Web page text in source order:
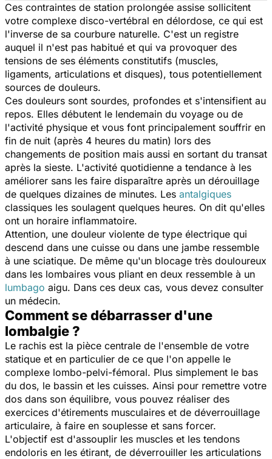
Ces contraintes de station prolongée assise sollicitent
votre complexe disco-vertébral en délordose, ce qui est
l'inverse de sa courbure naturelle. C'est un registre
auquel il n'est pas habitué et qui va provoquer des
tensions de ses éléments constitutifs (muscles,
ligaments, articulations et disques), tous potentiellement
sources de douleurs.
Ces douleurs sont sourdes, profondes et s'intensifient au
repos. Elles débutent le lendemain du voyage ou de
l'activité physique et vous font principalement souffrir en
fin de nuit (après 4 heures du matin) lors des
changements de position mais aussi en sortant du transat
après la sieste. L'activité quotidienne a tendance à les
améliorer sans les faire disparaître après un dérouillage
de quelques dizaines de minutes. Les antalgiques
classiques les soulagent quelques heures. On dit qu'elles
ont un horaire inflammatoire.
Attention, une douleur violente de type électrique qui
descend dans une cuisse ou dans une jambe ressemble
à une sciatique. De même qu'un blocage très douloureux
dans les lombaires vous pliant en deux ressemble à un
lumbago aigu. Dans ces deux cas, vous devez consulter
un médecin.
Comment se débarrasser d'une
lombalgie ?
Le rachis est la pièce centrale de l'ensemble de votre
statique et en particulier de ce que l'on appelle le
complexe lombo-pelvi-fémoral. Plus simplement le bas
du dos, le bassin et les cuisses. Ainsi pour remettre votre
dos dans son équilibre, vous pouvez réaliser des
exercices d'étirements musculaires et de déverrouillage
articulaire, à faire en souplesse et sans forcer.
L'objectif est d'assouplir les muscles et les tendons
endoloris en les étirant, de déverrouiller les articulations